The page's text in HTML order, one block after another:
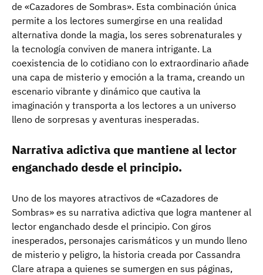
de «Cazadores de Sombras». Esta combinación única
permite a los lectores sumergirse en una realidad
alternativa donde la magia, los seres sobrenaturales y
la tecnología conviven de manera intrigante. La
coexistencia de lo cotidiano con lo extraordinario añade
una capa de misterio y emoción a la trama, creando un
escenario vibrante y dinámico que cautiva la
imaginación y transporta a los lectores a un universo
lleno de sorpresas y aventuras inesperadas.
Narrativa adictiva que mantiene al lector
enganchado desde el principio.
Uno de los mayores atractivos de «Cazadores de
Sombras» es su narrativa adictiva que logra mantener al
lector enganchado desde el principio. Con giros
inesperados, personajes carismáticos y un mundo lleno
de misterio y peligro, la historia creada por Cassandra
Clare atrapa a quienes se sumergen en sus páginas,